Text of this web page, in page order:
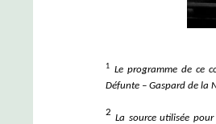
1 Le programme de ce
Défunte – Gaspard de la
2
La source utilisée